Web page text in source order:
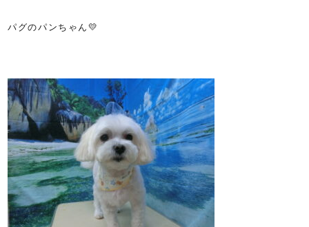
パグのパンちゃん💛